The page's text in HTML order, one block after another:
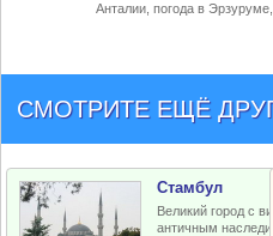
Анталии, погода в
СМОТРИТЕ ЕЩЁ
Стамбул
Великий город с
античным